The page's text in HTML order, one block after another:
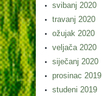
svibanj 2020
travanj 2020
ožujak 2020
veljača 2020
siječanj 2020
prosinac 2019
studeni 2019